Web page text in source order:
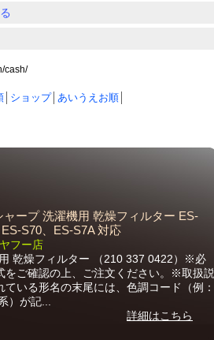
cash/
ショップ│ あいうえお順
ャープ 洗濯機用 乾燥フィルター ES-
S70、ES-S7A 対応
フー店
乾燥フィルター （210 337 0422）※必
をご確認の上、ご注文ください。※取扱説
ている形名の末尾には、色調コード（例：
）が記...
詳細はこちら